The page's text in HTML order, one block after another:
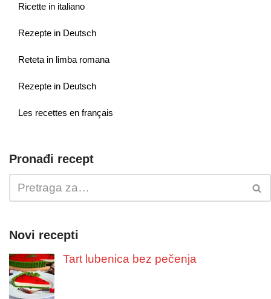
Ricette in italiano
Rezepte in Deutsch
Reteta in limba romana
Rezepte in Deutsch
Les recettes en français
Pronađi recept
Novi recepti
Tart lubenica bez pečenja